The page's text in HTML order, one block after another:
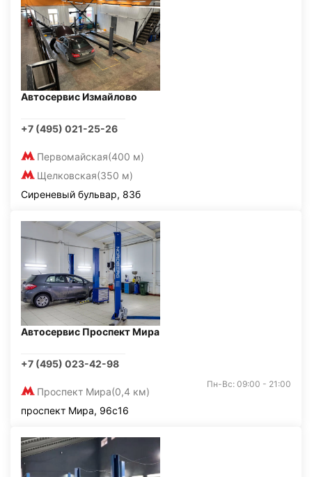
Автосервис Измайлово
+7 (495) 021-25-26
Первомайская(400 м)
Щелковская(350 м)
Сиреневый бульвар, 83б
Автосервис Проспект Мира
+7 (495) 023-42-98
Проспект Мира(0,4 км)
Пн-Вс: 09:00 - 21:00
проспект Мира, 96с16